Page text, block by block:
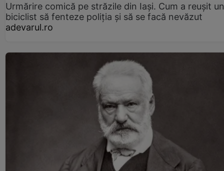
Urmărire comică pe străzile din Iași. Cum a reușit un
biciclist să fenteze poliția și să se facă nevăzut
adevarul.ro